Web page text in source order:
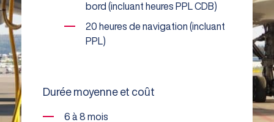
bord (incluant heures PPL CDB)
20 heures de navigation (incluant
PPL)
Durée moyenne et coût
6 à 8 mois